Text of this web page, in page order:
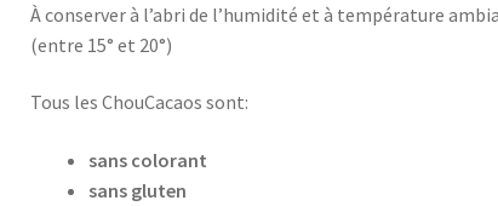
À conserver à l’abri de l’humidité et à température
(entre 15° et 20°)
Tous les ChouCacaos sont:
sans colorant
sans gluten